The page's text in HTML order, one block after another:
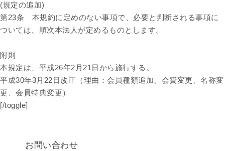
(規定の追加)
第23条 本規約に定めのない事項で、必要と判断される事項に
ついては、順次本法人が定めるものとします。
附則
本規定は、平成26年2月21日から施行する。
平成30年3月22日改正（理由：会員種類追加、会費変更、名称変
更、会員特典変更）
[/toggle]
お問い合わせ